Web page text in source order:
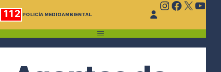
Saltar
al
contenido
112 POLICÍA MEDIOAMBIENTAL
Instagram
X
MENÚ